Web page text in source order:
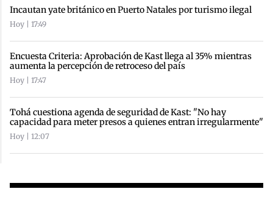
Incautan yate británico en Puerto Natales por turismo ilegal
Hoy | 17:49
Encuesta Criteria: Aprobación de Kast llega al 35% mientras
aumenta la percepción de retroceso del país
Hoy | 17:47
Tohá cuestiona agenda de seguridad de Kast: "No hay
capacidad para meter presos a quienes entran irregularmente"
Hoy | 12:07